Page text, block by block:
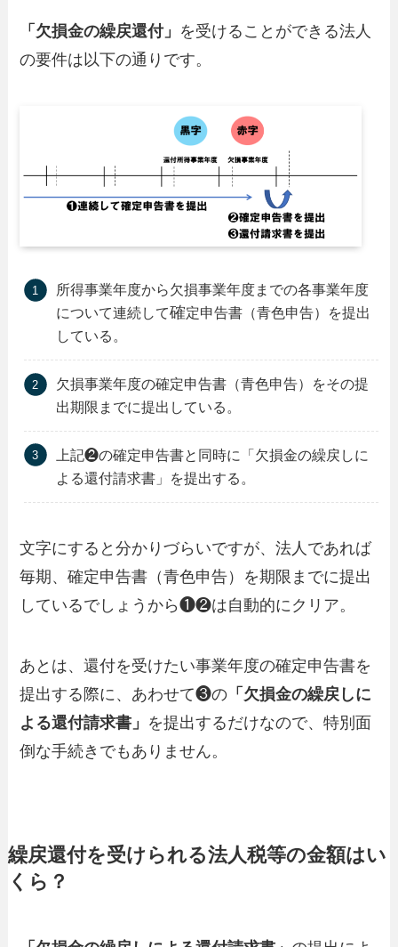
「欠損金の繰戻還付」 を受けることができる法人
の要件は以下の通りです。
所得事業年度から欠損事業年度までの各事業年度
について連続して確定申告書（青色申告）を提出
している。
欠損事業年度の確定申告書（青色申告）をその提
出期限までに提出している。
上記❷の確定申告書と同時に「欠損金の繰戻しに
よる還付請求書」を提出する。
文字にすると分かりづらいですが、法人であれば
毎期、確定申告書（青色申告）を期限までに提出
しているでしょうから❶❷は自動的にクリア。
あとは、還付を受けたい事業年度の確定申告書を
提出する際に、あわせて❸の 「欠損金の繰戻しに
よる還付請求書」 を提出するだけなので、特別面
倒な手続きでもありません。
繰戻還付を受けられる法人税等の金額はい
くら？